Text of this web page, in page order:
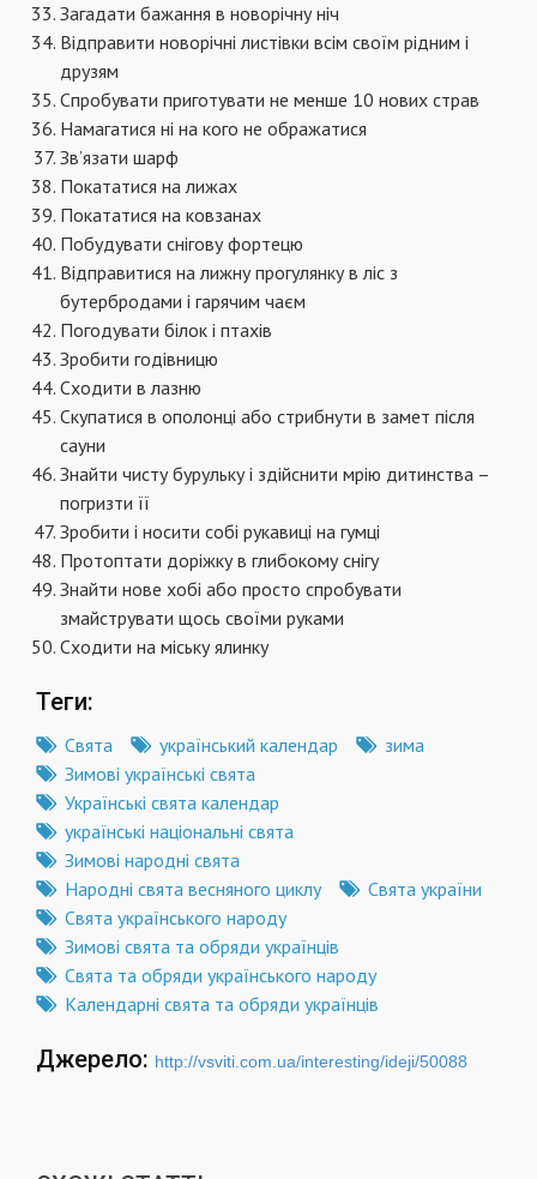
Загадати бажання в новорічну ніч
Відправити новорічні листівки всім своїм рідним і
друзям
Спробувати приготувати не менше 10 нових страв
Намагатися ні на кого не ображатися
Зв’язати шарф
Покататися на лижах
Покататися на ковзанах
Побудувати снігову фортецю
Відправитися на лижну прогулянку в ліс з
бутербродами і гарячим чаєм
Погодувати білок і птахів
Зробити годівницю
Сходити в лазню
Скупатися в ополонці або стрибнути в замет після
сауни
Знайти чисту бурульку і здійснити мрію дитинства –
погризти її
Зробити і носити собі рукавиці на гумці
Протоптати доріжку в глибокому снігу
Знайти нове хобі або просто спробувати
змайструвати щось своїми руками
Сходити на міську ялинку
Теги:
Свята український календар
зима
Зимові українські свята
Українські свята календар
українські національні свята
Зимові народні свята
Народні свята весняного циклу
Свята україни
Свята українського народу
Зимові свята та обряди українців
Свята та обряди українського народу
Календарні свята та обряди українців
Джерело: http://vsviti.com.ua/interesting/ideji/50088